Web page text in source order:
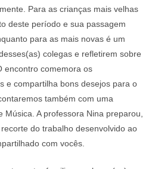
Para as crianças mais velhas
deste período e sua passagem
para as mais novas é um
colegas e refletirem sobre
encontro comemora os
e compartilha bons desejos para o
também com uma
Música. A professora Nina preparou,
do trabalho desenvolvido ao
com vocês.